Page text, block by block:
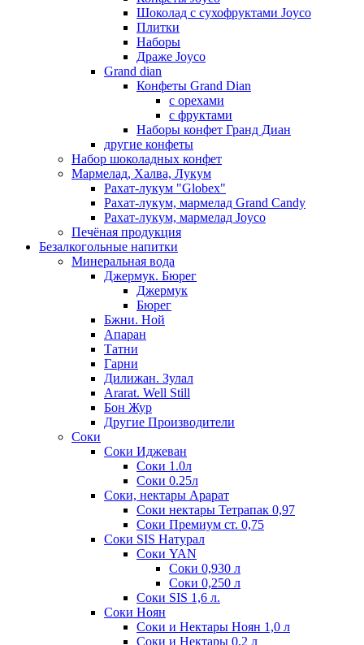
Шоколад с сухофруктами Joyco
Плитки
Наборы
Драже Joyco
Grand dian
Конфеты Grand Dian
с орехами
с фруктами
Наборы конфет Гранд Диан
другие конфеты
Набор шоколадных конфет
Мармелад, Халва, Лукум
Рахат-лукум "Globex"
Рахат-лукум, мармелад Grand Candy
Рахат-лукум, мармелад Joyco
Печёная продукция
Безалкогольные напитки
Минеральная вода
Джермук. Бюрег
Джермук
Бюрег
Бжни. Ной
Апаран
Татни
Гарни
Дилижан. Зулал
Ararat. Well Still
Бон Жур
Другие Производители
Соки
Соки Иджеван
Соки 1.0л
Соки 0.25л
Соки, нектары Арарат
Соки нектары Тетрапак 0,97
Соки Премиум ст. 0,75
Соки SIS Натурал
Соки YAN
Соки 0,930 л
Соки 0,250 л
Соки SIS 1,6 л.
Соки Ноян
Соки и Нектары Ноян 1,0 л
Соки и Нектары 0,2 л